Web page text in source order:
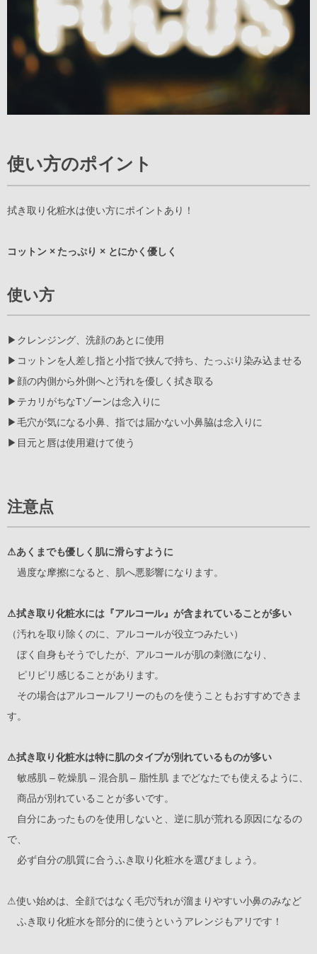
使い方のポイント
拭き取り化粧水は使い方にポイントあり！
コットン × たっぷり × とにかく優しく
使い方
▶︎クレンジング、洗顔のあとに使用
▶︎コットンを人差し指と小指で挟んで持ち、たっぷり染み込ませる
▶︎顔の内側から外側へと汚れを優しく拭き取る
▶︎テカリがちなTゾーンは念入りに
▶︎毛穴が気になる小鼻、指では届かない小鼻脇は念入りに
▶︎目元と唇は使用避けて使う
注意点
⚠︎あくまでも優しく肌に滑らすように
過度な摩擦になると、肌へ悪影響になります。
⚠︎拭き取り化粧水には『アルコール』が含まれていることが多い
（汚れを取り除くのに、アルコールが役立つみたい）
ぼく自身もそうでしたが、アルコールが肌の刺激になり、
ピリピリ感じることがあります。
その場合はアルコールフリーのものを使うこともおすすめできま
す。
⚠︎拭き取り化粧水は特に肌のタイプが別れているものが多い
敏感肌 – 乾燥肌 – 混合肌 – 脂性肌 までどなたでも使えるように、
商品が別れていることが多いです。
自分にあったものを使用しないと、逆に肌が荒れる原因になるの
で、
必ず自分の肌質に合うふき取り化粧水を選びましょう。
⚠︎使い始めは、全顔ではなく毛穴汚れが溜まりやすい小鼻のみなど
ふき取り化粧水を部分的に使うというアレンジもアリです！